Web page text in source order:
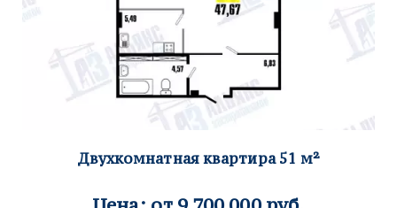
Двухкомнатная квартира 51м²